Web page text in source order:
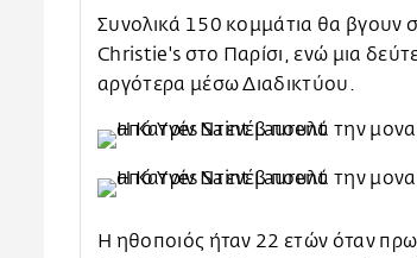
Συνολικά 150 κομμάτια θα βγουν
Christie's στο Παρίσι, ενώ μια
αργότερα μέσω Διαδικτύου.
Η ηθοποιός ήταν 22 ετών όταν